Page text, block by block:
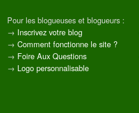
Pour les blogueuses et blogueurs :
→ Inscrivez votre blog
→ Comment fonctionne le site ?
→ Foire Aux Questions
→ Logo personnalisable